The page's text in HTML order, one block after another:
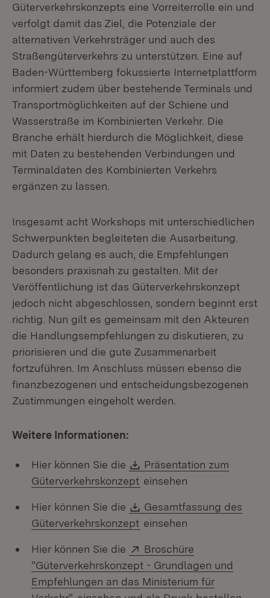
Güterverkehrskonzepts eine Vorreiterrolle ein und
verfolgt damit das Ziel, die Potenziale der
alternativen Verkehrsträger und auch des
Straßengüterverkehrs zu unterstützen. Eine auf
Baden-Württemberg fokussierte Internetplattform
informiert zudem über bestehende Terminals und
Transportmöglichkeiten auf der Schiene und
Wasserstraße im Kombinierten Verkehr. Die
Branche erhält hierdurch die Möglichkeit, diese
mit Daten zu bestehenden Verbindungen und
Terminaldaten des Kombinierten Verkehrs
ergänzen zu lassen.
Insgesamt acht Workshops mit unterschiedlichen
Schwerpunkten begleiteten die Ausarbeitung.
Dadurch gelang es auch, die Empfehlungen
besonders praxisnah zu gestalten. Mit der
Veröffentlichung ist das Güterverkehrskonzept
jedoch nicht abgeschlossen, sondern beginnt erst
richtig. Nun gilt es gemeinsam mit den Akteuren
die Handlungsempfehlungen zu diskutieren, zu
priorisieren und die gute Zusammenarbeit
fortzuführen. Im Anschluss müssen ebenso die
finanzbezogenen und entscheidungsbezogenen
Zustimmungen eingeholt werden.
Weitere Informationen:
Hier können Sie die Download:
Präsentation zum
Güterverkehrskonzept (Öffnet in neuem Fenster)
einsehen
Hier können Sie die Download:
Gesamtfassung des
Güterverkehrskonzept (Öffnet in neuem Fenster)
einsehen
Hier können Sie die Extern:
Broschüre
"Güterverkehrskonzept - Grundlagen und
Empfehlungen an das Ministerium für